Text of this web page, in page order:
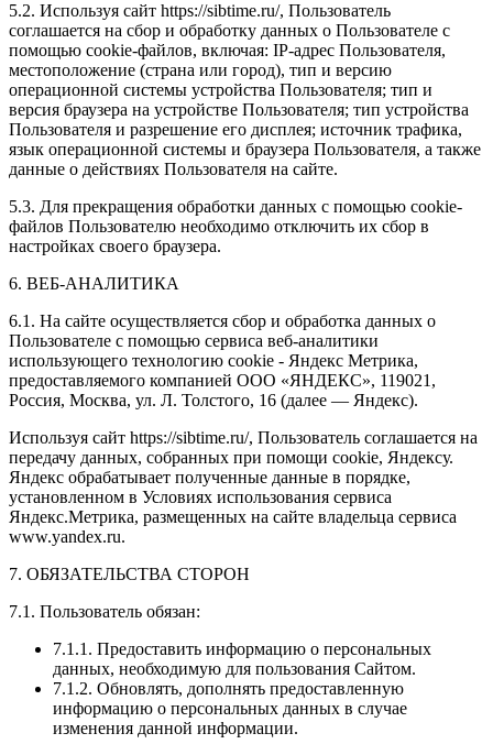
5.2. Используя сайт https://sibtime.ru/, Пользователь
соглашается на сбор и обработку данных о Пользователе с
помощью cookie-файлов, включая: IP-адрес Пользователя,
местоположение (страна или город), тип и версию
операционной системы устройства Пользователя; тип и
версия браузера на устройстве Пользователя; тип устройства
Пользователя и разрешение его дисплея; источник трафика,
язык операционной системы и браузера Пользователя, а также
данные о действиях Пользователя на сайте.
5.3. Для прекращения обработки данных с помощью cookie-
файлов Пользователю необходимо отключить их сбор в
настройках своего браузера.
6. ВЕБ-АНАЛИТИКА
6.1. На сайте осуществляется сбор и обработка данных о
Пользователе с помощью сервиса веб-аналитики
использующего технологию cookie - Яндекс Метрика,
предоставляемого компанией ООО «ЯНДЕКС», 119021,
Россия, Москва, ул. Л. Толстого, 16 (далее — Яндекс).
Используя сайт https://sibtime.ru/, Пользователь соглашается на
передачу данных, собранных при помощи cookie, Яндексу.
Яндекс обрабатывает полученные данные в порядке,
установленном в Условиях использования сервиса
Яндекс.Метрика, размещенных на сайте владельца сервиса
www.yandex.ru.
7. ОБЯЗАТЕЛЬСТВА СТОРОН
7.1. Пользователь обязан:
7.1.1. Предоставить информацию о персональных
данных, необходимую для пользования Сайтом.
7.1.2. Обновлять, дополнять предоставленную
информацию о персональных данных в случае
изменения данной информации.